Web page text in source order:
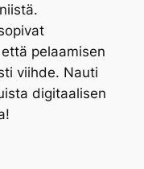
pelaamisen
viihde. Nauti
digitaalisen